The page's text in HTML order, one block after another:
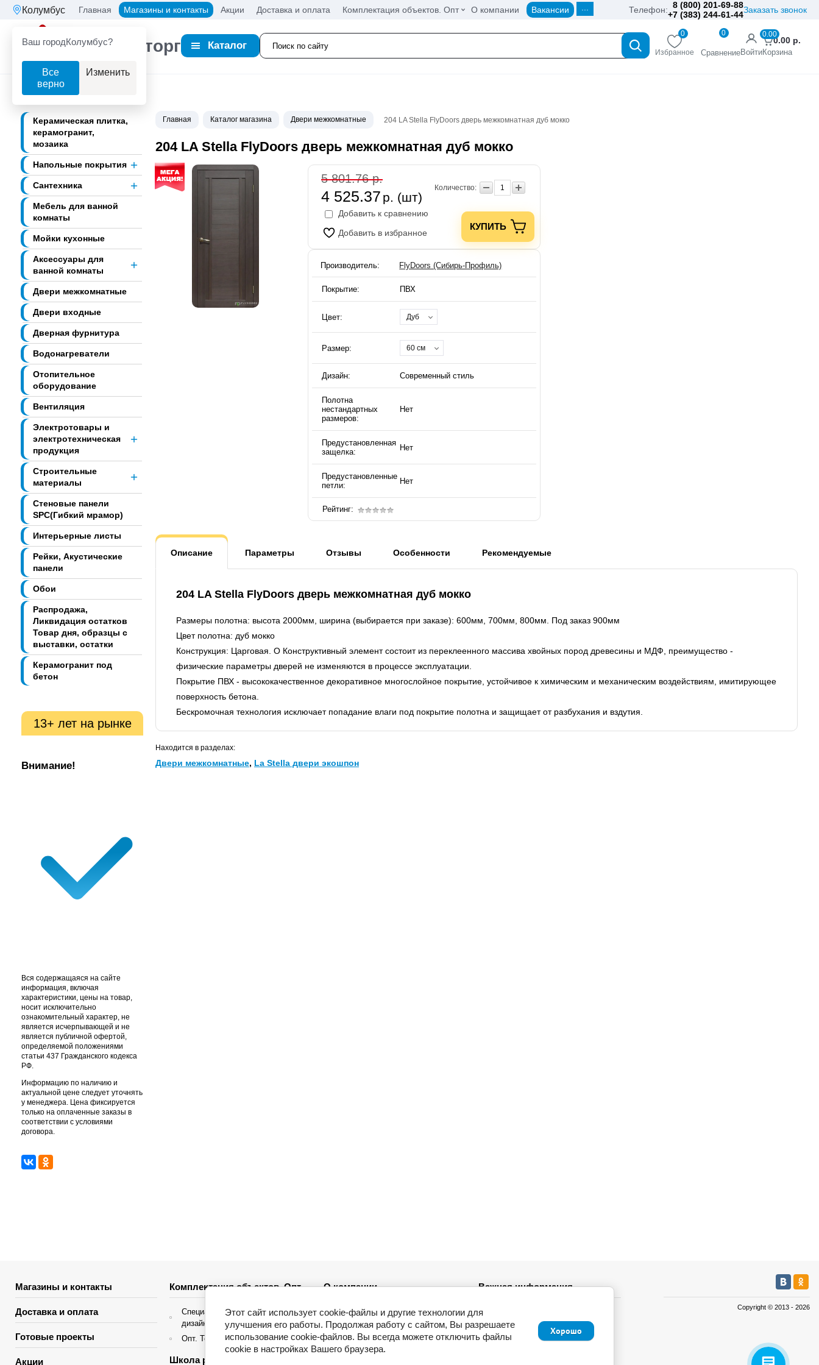
Колумбус
Ваш городКолумбус?
Все
верно
Изменить
Главная Магазины и контакты Акции Доставка и оплата Комплектация объектов. Опт О компании Вакансии Телефон: 8 (800) 201-69-88
+7 (383) 244-61-44Заказать звонок
Партнерторг Каталог
0
Избранное Сравнение
0
Войти
0.00
0.00 р.
Корзина
Керамическая плитка,
керамогранит,
мозаика
Напольные покрытия
Сантехника
Мебель для ванной
комнаты
Мойки кухонные
Аксессуары для
ванной комнаты
Двери межкомнатные
Двери входные
Дверная фурнитура
Водонагреватели
Отопительное
оборудование
Вентиляция
Электротовары и
электротехническая
продукция
Строительные
материалы
Стеновые панели
SPC(Гибкий мрамор)
Интерьерные листы
Рейки, Акустические
панели
Обои
Распродажа,
Ликвидация остатков
Товар дня, образцы с
выставки, остатки
Керамогранит под
бетон
13+ лет на рынке
Внимание!
Вся содержащаяся на сайте
информация, включая
характеристики, цены на товар,
носит исключительно
ознакомительный характер, не
является исчерпывающей и не
является публичной офертой,
определяемой положениями
статьи 437 Гражданского кодекса
РФ.
Информацию по наличию и
актуальной цене следует уточнять
у менеджера. Цена фиксируется
только на оплаченные заказы в
соответствии с условиями
договора.
Главная Каталог магазина Двери межкомнатные 204 LA Stella FlyDoors дверь межкомнатная дуб мокко
204 LA Stella FlyDoors дверь межкомнатная дуб мокко
5 801.76 р.
4 525.37 р. (шт)
Количество:
Добавить к сравнению
Добавить в избранное
КУПИТЬ
Производитель: FlyDoors (Сибирь-Профиль)
Покрытие: ПВХ
Цвет: Дуб
Размер: 60 см
Дизайн: Современный стиль
Полотна
нестандартных
размеров:
Нет
Предустановленная
защелка:
Нет
Предустановленные
петли:
Нет
Рейтинг:
Описание Параметры Отзывы Особенности Рекомендуемые
204 LA Stella FlyDoors дверь межкомнатная дуб мокко
Размеры полотна: высота 2000мм, ширина (выбирается при заказе): 600мм, 700мм, 800мм. Под заказ 900мм
Цвет полотна: дуб мокко
Конструкция: Царговая. О Конструктивный элемент состоит из переклеенного массива хвойных пород древесины и МДФ, преимущество -
физические параметры дверей не изменяются в процессе эксплуатации.
Покрытие ПВХ - высококачественное декоративное многослойное покрытие, устойчивое к химическим и механическим воздействиям, имитирующее
поверхность бетона.
Бескромочная технология исключает попадание влаги под покрытие полотна и защищает от разбухания и вздутия.
Находится в разделах:
Двери межкомнатные, La Stella двери экошпон
Магазины и контакты
Доставка и оплата
Готовые проекты
Акции
Комплектация объектов. Опт
Специальные условия для
дизайнеров интерьера
Опт. Торгующие организации
Школа ремонта
О компании
Новости
Отзывы о компании и услугах
Важная информация
Приемка товара
Гарантия
Copyright © 2013 - 2026
Этот сайт использует cookie-файлы и другие технологии для
улучшения его работы. Продолжая работу с сайтом, Вы разрешаете
использование cookie-файлов. Вы всегда можете отключить файлы
cookie в настройках Вашего браузера.
Хорошо